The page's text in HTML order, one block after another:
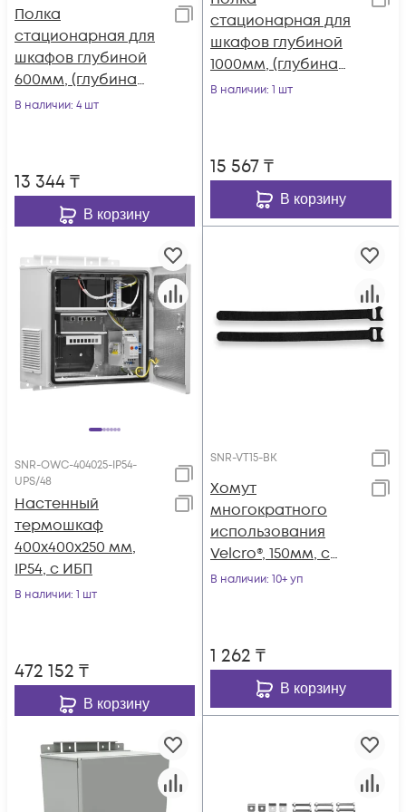
Полка
стационарная для
шкафов глубиной
600мм, (глубина
полки 400мм)
06040-20G)
В наличии: 4 шт
13 344₸
В корзину
стационарная для
шкафов глубиной
1000мм, (глубина
полки 710мм)
10071-20B)
В наличии: 1 шт
15 567₸
В корзину
SNR-OWC-404025-IP54-
UPS/48
Настенный
термошкаф
400x400x250 мм,
IP54, с ИБП
В наличии: 1 шт
472 152 ₸
В корзину
SNR-VT15-BK
Хомут
многократного
использования
Velcro®, 150мм, с
мягкой застежкой,
В наличии: 10+ уп
1 262 ₸
В корзину